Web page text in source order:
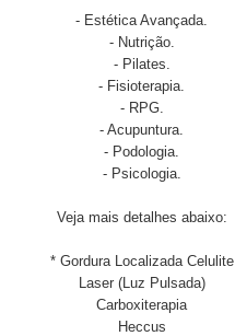
- Estética Avançada.
- Nutrição.
- Pilates.
- Fisioterapia.
- RPG.
- Acupuntura.
- Podologia.
- Psicologia.
Veja mais detalhes abaixo:
* Gordura Localizada Celulite
Laser (Luz Pulsada)
Carboxiterapia
Heccus